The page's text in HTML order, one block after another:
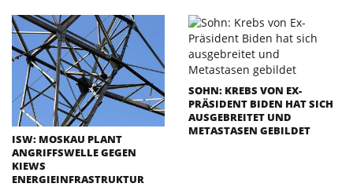
ISW: MOSKAU PLANT
ANGRIFFSWELLE GEGEN
KIEWS
ENERGIEINFRASTRUKTUR
SOHN: KREBS VON EX-
PRÄSIDENT BIDEN HAT SICH
AUSGEBREITET UND
METASTASEN GEBILDET